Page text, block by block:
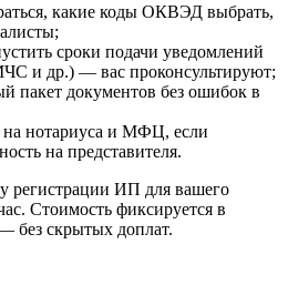
какие коды ОКВЭД выбрать,
сроки подачи уведомлений
и др.) — вас проконсультируют;
пакет документов без ошибок в
на нотариуса и МФЦ, если
на представителя.
регистрации ИП для вашего
Стоимость фиксируется в
без скрытых доплат.